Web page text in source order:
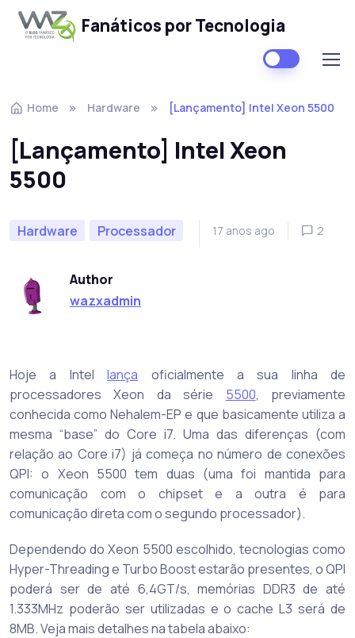
Fanáticos por Tecnologia
Home Hardware [Lançamento] Intel Xeon 5500
[Lançamento] Intel Xeon
5500
Hardware Processador 17 anos ago 2
Author
wazxadmin
Hoje a Intellança oficialmente a sua linha de
processadores Xeon da série 5500, previamente
conhecida como Nehalem-EP e que basicamente utiliza a
mesma “base” do Core i7. Uma das diferenças (com
relação ao Core i7) já começa no número de conexões
QPI: o Xeon 5500 tem duas (uma foi mantida para
comunicação com o chipset e a outra é para
comunicação direta com o segundo processador).
Dependendo do Xeon 5500 escolhido, tecnologias como
Hyper-Threading e Turbo Boost estarão presentes, o QPI
poderá ser de até 6,4GT/s, memórias DDR3 de até
1.333MHz poderão ser utilizadas e o cache L3 será de
8MB. Veja mais detalhes na tabela abaixo: